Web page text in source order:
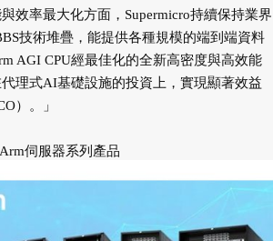
效率最大化方面，Supermicro持續保持業界
技術堆疊，能提供各種規模的端到端資料
AGI CPU經最佳化的全新高密度與高效能
理式AI基礎設施的投資上，實現顯著效益
）。」
伺服器系列產品